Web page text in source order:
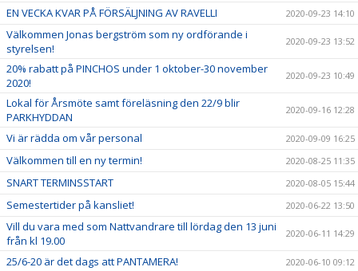
EN VECKA KVAR PÅ FÖRSÄLJNING AV RAVELLI 2020-09-23 14:10
Välkommen Jonas bergström som ny ordförande i
styrelsen!
2020-09-23 13:52
20% rabatt på PINCHOS under 1 oktober-30 november
2020!
2020-09-23 10:49
Lokal för Årsmöte samt föreläsning den 22/9 blir
PARKHYDDAN
2020-09-16 12:28
Vi är rädda om vår personal 2020-09-09 16:25
Välkommen till en ny termin! 2020-08-25 11:35
SNART TERMINSSTART 2020-08-05 15:44
Semestertider på kansliet! 2020-06-22 13:50
Vill du vara med som Nattvandrare till lördag den 13 juni
från kl 19.00
2020-06-11 14:29
25/6-20 är det dags att PANTAMERA! 2020-06-10 09:12